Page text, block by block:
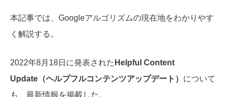
本記事では、Googleアルゴリズムの現在地をわかりやす
く解説する。
2022年8月18日に発表された Helpful Content
Update（ヘルプフルコンテンツアップデート） について
も、最新情報を掲載した。